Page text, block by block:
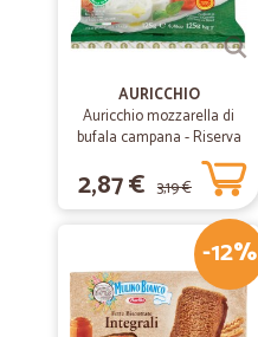
AURICCHIO
Auricchio mozzarella di
bufala campana - Riserva
esclusiva gr.125
2,87 € 3,19 €
-12%